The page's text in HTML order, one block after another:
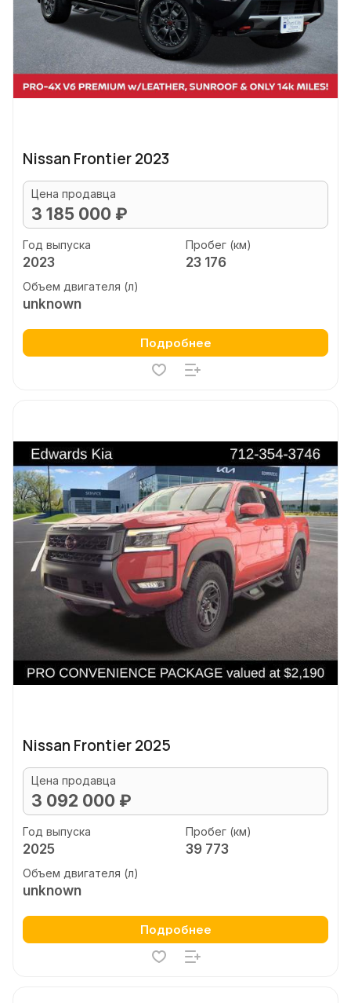
Nissan Frontier 2023
Цена продавца
3 185 000 ₽
Год выпуска
2023
Пробег (км)
23 176
Объем двигателя (л)
unknown
Подробнее
Nissan Frontier 2025
Цена продавца
3 092 000 ₽
Год выпуска
2025
Пробег (км)
39 773
Объем двигателя (л)
unknown
Подробнее